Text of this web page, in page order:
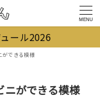
MENU
ール2026
ができる模様
ニができる模様